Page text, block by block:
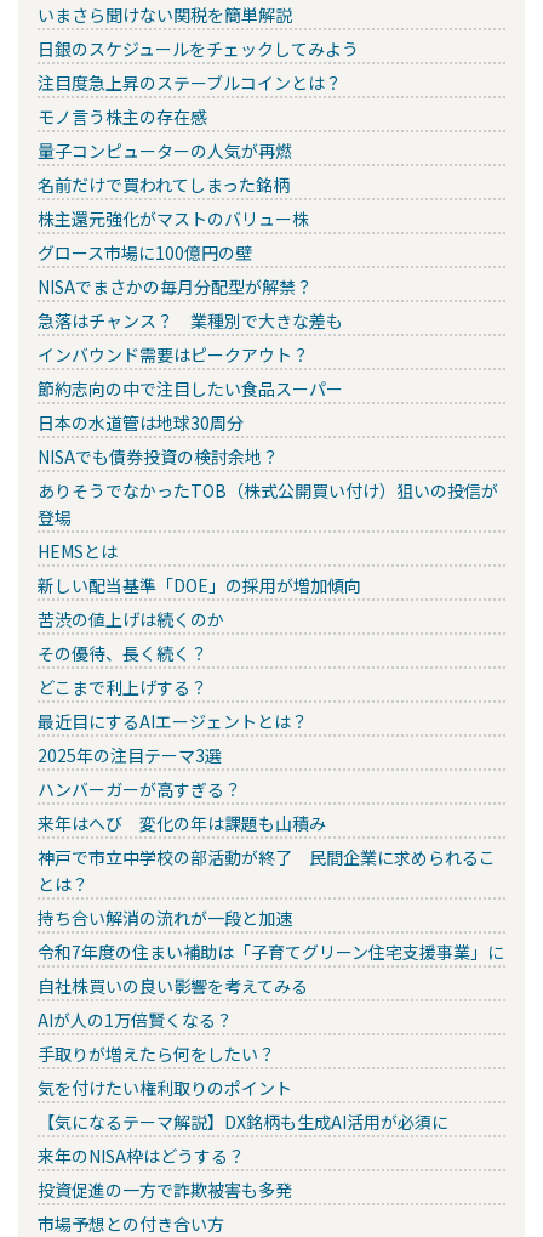
いまさら聞けない関税を簡単解説
日銀のスケジュールをチェックしてみよう
注目度急上昇のステーブルコインとは？
モノ言う株主の存在感
量子コンピューターの人気が再燃
名前だけで買われてしまった銘柄
株主還元強化がマストのバリュー株
グロース市場に100億円の壁
NISAでまさかの毎月分配型が解禁？
急落はチャンス？ 業種別で大きな差も
インバウンド需要はピークアウト？
節約志向の中で注目したい食品スーパー
日本の水道管は地球30周分
NISAでも債券投資の検討余地？
ありそうでなかったTOB（株式公開買い付け）狙いの投信が
登場
HEMSとは
新しい配当基準「DOE」の採用が増加傾向
苦渋の値上げは続くのか
その優待、長く続く？
どこまで利上げする？
最近目にするAIエージェントとは？
2025年の注目テーマ3選
ハンバーガーが高すぎる？
来年はへび 変化の年は課題も山積み
神戸で市立中学校の部活動が終了 民間企業に求められるこ
とは？
持ち合い解消の流れが一段と加速
令和7年度の住まい補助は「子育てグリーン住宅支援事業」に
自社株買いの良い影響を考えてみる
AIが人の1万倍賢くなる？
手取りが増えたら何をしたい？
気を付けたい権利取りのポイント
【気になるテーマ解説】DX銘柄も生成AI活用が必須に
来年のNISA枠はどうする？
投資促進の一方で詐欺被害も多発
市場予想との付き合い方